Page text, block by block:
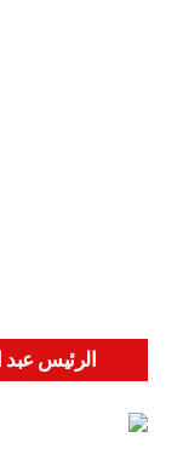
الرئيس عبد